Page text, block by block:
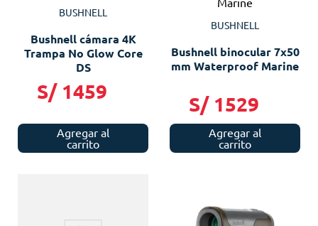
BUSHNELL
Bushnell cámara 4K
Trampa No Glow Core
DS
S/ 1459
Agregar al
carrito
BUSHNELL
Bushnell binocular 7x50
mm Waterproof Marine
S/ 1529
Agregar al
carrito